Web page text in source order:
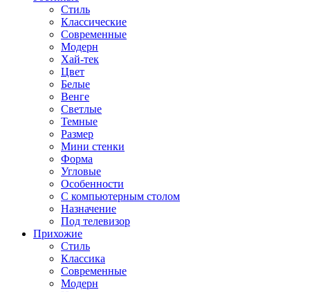
Стиль
Классические
Современные
Модерн
Хай-тек
Цвет
Белые
Венге
Светлые
Темные
Размер
Мини стенки
Форма
Угловые
Особенности
С компьютерным столом
Назначение
Под телевизор
Прихожие
Стиль
Классика
Современные
Модерн